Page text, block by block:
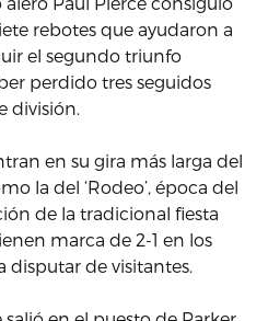
rebotes que ayudaron a
el segundo triunfo
perdido tres seguidos
división.
en su gira más larga del
la del ‘Rodeo’, época del
de la tradicional fiesta
marca de 2-1 en los
disputar de visitantes.